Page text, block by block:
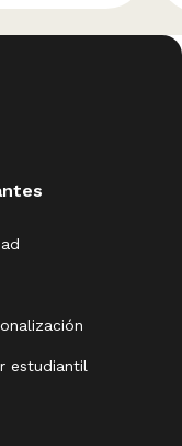
estudiantil